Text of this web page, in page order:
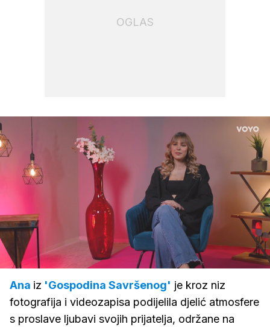
OGLAS
Upali
zvuk
Loaded
9.80%
Ana iz 'Gospodina Savršenog' je kroz niz
fotografija i videozapisa podijelila djelić atmosfere
s proslave ljubavi svojih prijatelja, održane na